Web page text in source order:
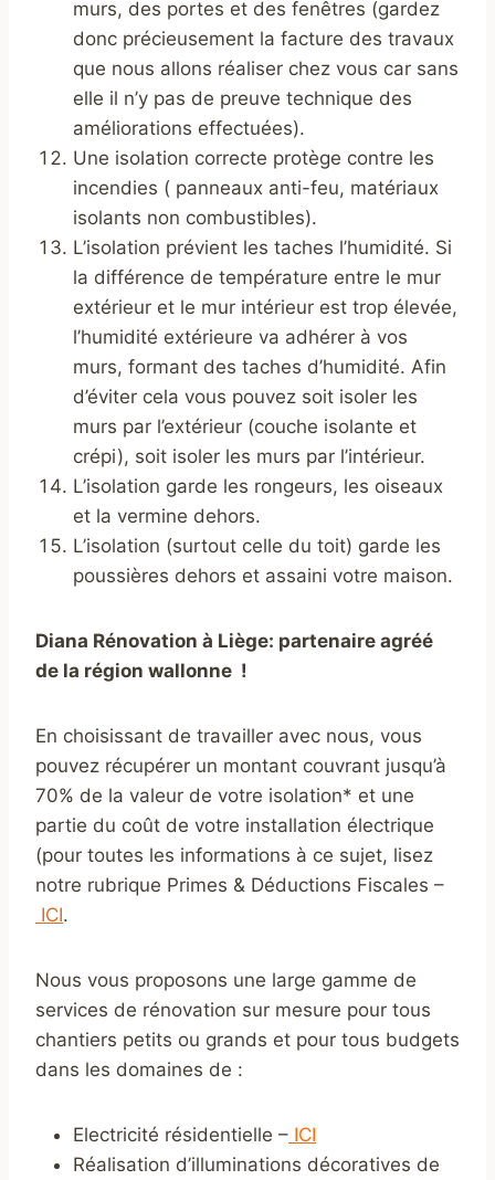
murs, des portes et des fenêtres (gardez
donc précieusement la facture des travaux
que nous allons réaliser chez vous car sans
elle il n’y pas de preuve technique des
améliorations effectuées).
Une isolation correcte protège contre les
incendies ( panneaux anti-feu, matériaux
isolants non combustibles).
L’isolation prévient les taches l’humidité. Si
la différence de température entre le mur
extérieur et le mur intérieur est trop élevée,
l’humidité extérieure va adhérer à vos
murs, formant des taches d’humidité. Afin
d’éviter cela vous pouvez soit isoler les
murs par l’extérieur (couche isolante et
crépi), soit isoler les murs par l’intérieur.
L’isolation garde les rongeurs, les oiseaux
et la vermine dehors.
L’isolation (surtout celle du toit) garde les
poussières dehors et assaini votre maison.
Diana Rénovation à Liège: partenaire agréé
de la région wallonne !
En choisissant de travailler avec nous, vous
pouvez récupérer un montant couvrant jusqu’à
70% de la valeur de votre isolation* et une
partie du coût de votre installation électrique
(pour toutes les informations à ce sujet, lisez
notre rubrique Primes & Déductions Fiscales –
ICI.
Nous vous proposons une large gamme de
services de rénovation sur mesure pour tous
chantiers petits ou grands et pour tous budgets
dans les domaines de :
Electricité résidentielle – ICI
Réalisation d’illuminations décoratives de